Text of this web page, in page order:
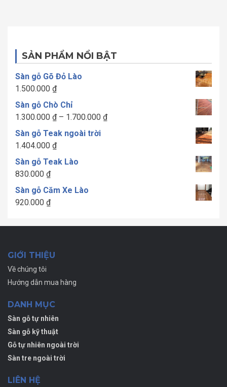
SẢN PHẨM NỔI BẬT
Sàn gỗ Gõ Đỏ Lào
1.500.000 ₫
Sàn gỗ Chò Chỉ
1.300.000 ₫ – 1.700.000 ₫Khoảng
Sàn gỗ Teak ngoài trời
1.404.000 ₫
Sàn gỗ Teak Lào
830.000 ₫
Sàn gỗ Căm Xe Lào
920.000 ₫
GIỚI THIỆU
Về chúng tôi
Hướng dẫn mua hàng
DANH MỤC
Sàn gỗ tự nhiên
Sàn gỗ kỹ thuật
Gỗ tự nhiên ngoài trời
Sàn tre ngoài trời
LIÊN HỆ